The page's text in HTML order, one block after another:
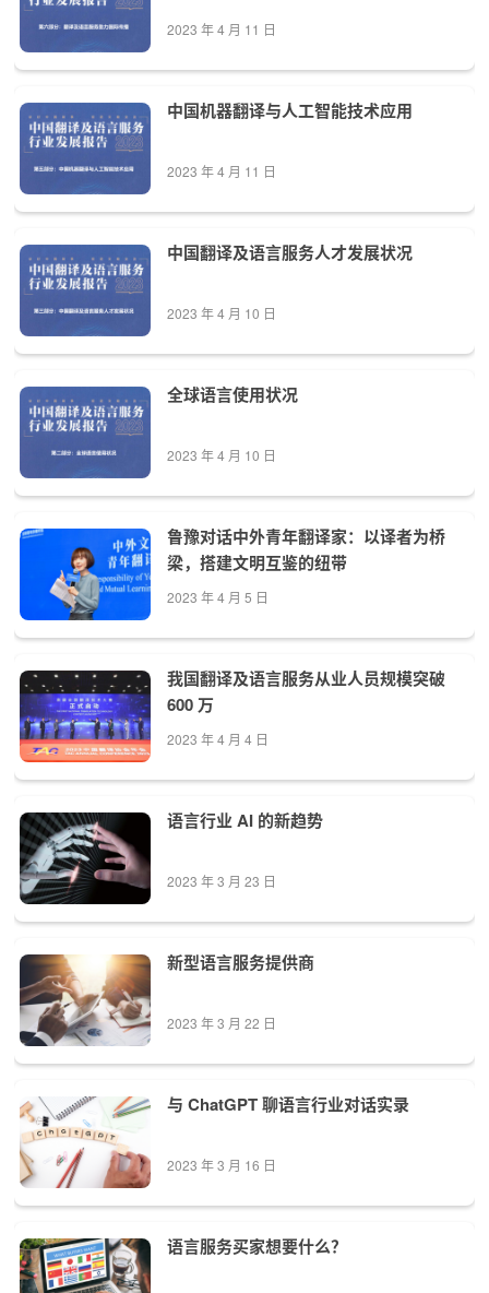
2023 年 4 月 11 日
中国机器翻译与人工智能技术应用
2023 年 4 月 11 日
中国翻译及语言服务人才发展状况
2023 年 4 月 10 日
全球语言使用状况
2023 年 4 月 10 日
鲁豫对话中外青年翻译家：以译者为桥
梁，搭建文明互鉴的纽带
2023 年 4 月 5 日
我国翻译及语言服务从业人员规模突破
600 万
2023 年 4 月 4 日
语言行业 AI 的新趋势
2023 年 3 月 23 日
新型语言服务提供商
2023 年 3 月 22 日
与 ChatGPT 聊语言行业对话实录
2023 年 3 月 16 日
语言服务买家想要什么？